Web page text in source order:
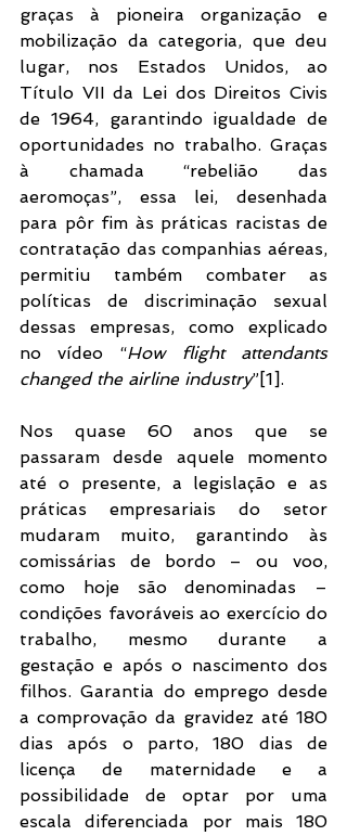
graças à pioneira organização e
mobilização da categoria, que deu
lugar, nos Estados Unidos, ao
Título VII da Lei dos Direitos Civis
de 1964, garantindo igualdade de
oportunidades no trabalho. Graças
à chamada “rebelião das
aeromoças”, essa lei, desenhada
para pôr fim às práticas racistas de
contratação das companhias aéreas,
permitiu também combater as
políticas de discriminação sexual
dessas empresas, como explicado
no vídeo “How flight attendants
changed the airline industry”[1].
Nos quase 60 anos que se
passaram desde aquele momento
até o presente, a legislação e as
práticas empresariais do setor
mudaram muito, garantindo às
comissárias de bordo – ou voo,
como hoje são denominadas –
condições favoráveis ao exercício do
trabalho, mesmo durante a
gestação e após o nascimento dos
filhos. Garantia do emprego desde
a comprovação da gravidez até 180
dias após o parto, 180 dias de
licença de maternidade e a
possibilidade de optar por uma
escala diferenciada por mais 180